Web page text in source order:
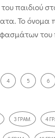
παιδιού
Το όνομα
του
4 5 6
3 ΓΡΆΜ. 4